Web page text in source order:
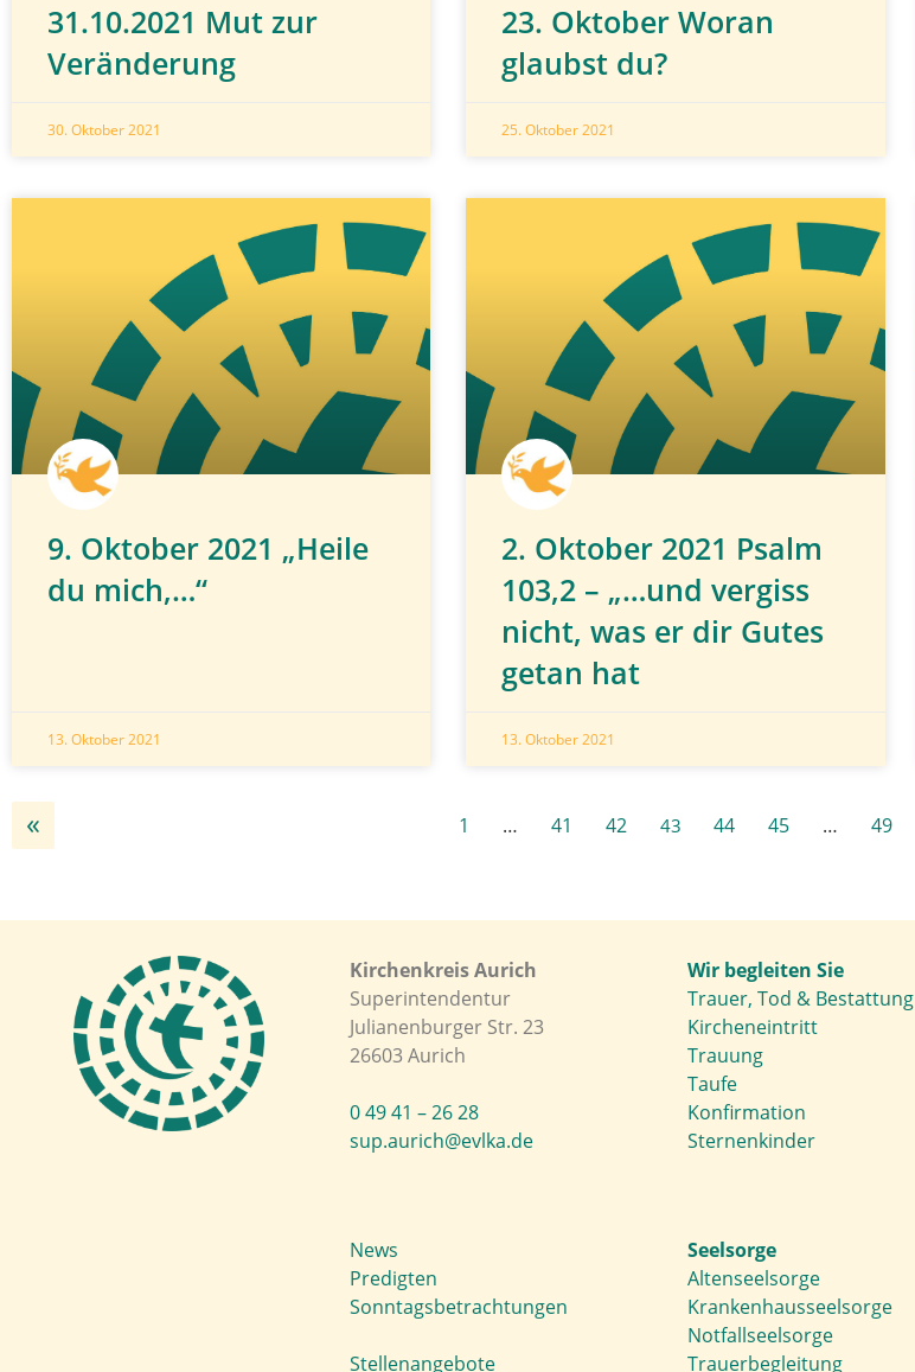
31.10.2021 Mut zur
Veränderung
30. Oktober 2021
23. Oktober Woran
glaubst du?
25. Oktober 2021
9. Oktober 2021 „Heile
du mich,…“
13. Oktober 2021
2. Oktober 2021 Psalm
103,2 – „…und vergiss
nicht, was er dir Gutes
getan hat
13. Oktober 2021
« 1 … 41 42 43 44 45 … 49
Kirchenkreis Aurich
Superintendentur
Julianenburger Str. 23
26603 Aurich
0 49 41 – 26 28
sup.aurich@evlka.de
Wir begleiten Sie
Trauer, Tod & Bestattung
Kircheneintritt
Trauung
Taufe
Konfirmation
Sternenkinder
News
Predigten
Sonntagsbetrachtungen
Stellenangebote
Seelsorge
Altenseelsorge
Krankenhausseelsorge
Notfallseelsorge
Trauerbegleitung